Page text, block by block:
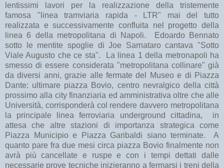
lentissimi lavori per la realizzazione della tristemente
famosa "linea tramviaria rapida - LTR" mai del tutto
realizzata e successivamente confluita nel progetto della
linea 6 della metropolitana di Napoli. Edoardo Bennato
sotto le mentite spoglie di Joe Sarnataro cantava "Sotto
Viale Augusto che ce sta". La linea 1 della metronapoli ha
smesso di essere considerata "metropolitana collinare" già
da diversi anni, grazie alle fermate del Museo e di Piazza
Dante: ultimare piazza Bovio, centro nevralgico della città
prossimo alla city finanziaria ed amministrativa oltre che alle
Università, corrisponderà col rendere davvero metropolitana
la principale linea ferroviaria underground cittadina, in
attesa che altre stazioni di importanza strategica come
Piazza Municipio e Piazza Garibaldi siano terminate. A
quanto pare fra due mesi circa piazza Bovio finalmente non
avrà più cancellate e ruspe e con i tempi dettati dalle
necessarie prove tecniche inizieranno a fermarsi i treni della